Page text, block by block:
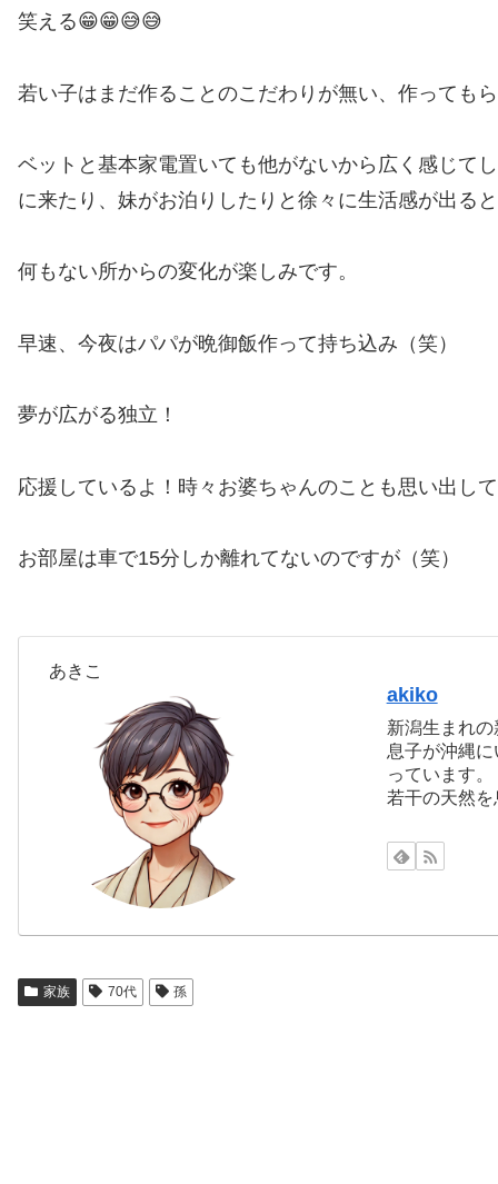
笑える😁😁😅😅
若い子はまだ作ることのこだわりが無い、作っても
ベットと基本家電置いても他がないから広く感じて
に来たり、妹がお泊りしたりと徐々に生活感が出る
何もない所からの変化が楽しみです。
早速、今夜はパパが晩御飯作って持ち込み（笑）
夢が広がる独立！
応援しているよ！時々お婆ちゃんのことも思い出し
お部屋は車で15分しか離れてないのですが（笑）
あきこ
akiko
新潟生まれ
息子が沖縄
っています。
若干の天然
家族 70代 孫